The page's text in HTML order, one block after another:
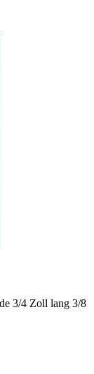
3/4 Zoll lang 3/8